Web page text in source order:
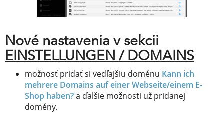
Nové nastavenia v sekcii
EINSTELLUNGEN / DOMAINS
možnosť pridať si vedľajšiu doménu Kann ich
mehrere Domains auf einer Webseite/einem E-
Shop haben?a ďalšie možnosti už pridanej
domény.